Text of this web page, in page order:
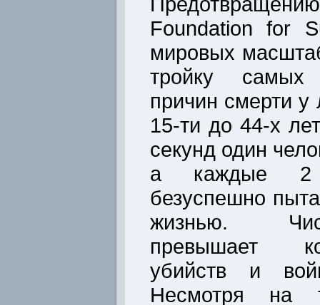
Foundation for
мировых
тройку самых
причин смерти у
15-ти до 44-х
секунд один
а каждые 2
безуспешно
жизнью.
превышает
убийств и
Несмотря на